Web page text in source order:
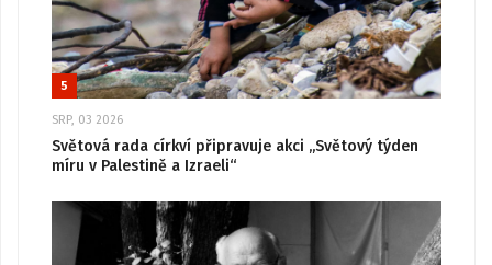
5
SRP, 03 2026
Světová rada církví připravuje akci „Světový týden
míru v Palestině a Izraeli“